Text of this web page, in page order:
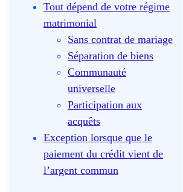
Tout dépend de votre régime
matrimonial
Sans contrat de mariage
Séparation de biens
Communauté
universelle
Participation aux
acquêts
Exception lorsque que le
paiement du crédit vient de
l’argent commun